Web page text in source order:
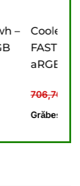
FT 360 –
3 ventilatoare
a fost:
Prețul
curând.